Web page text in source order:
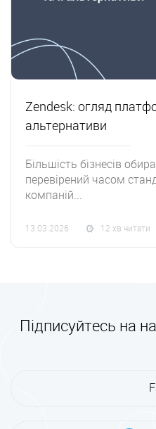
Zendesk: огляд
альтернативи
Більшість бізнесів
перевірений часом
компаній...
13.03.2026 12 хв читати
Підписуйтесь на